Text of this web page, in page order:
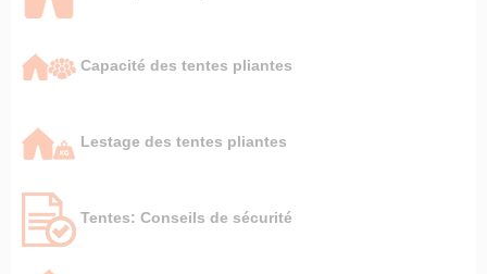
Capacité des tentes pliantes
Lestage des tentes pliantes
Tentes: Conseils de sécurité